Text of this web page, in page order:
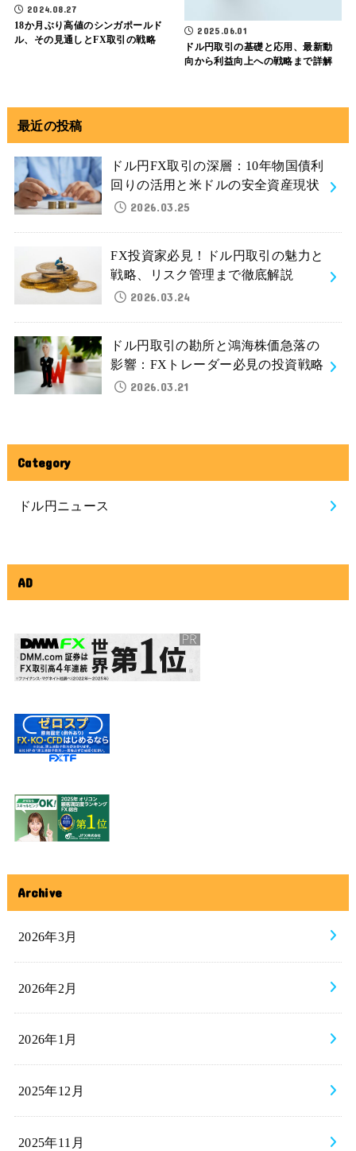
2024.08.27
18か月ぶり高値のシンガポールド
ル、その見通しとFX取引の戦略
2025.06.01
ドル円取引の基礎と応用、最新動
向から利益向上への戦略まで詳解
最近の投稿
ドル円FX取引の深層：10年物国債利
回りの活用と米ドルの安全資産現状
2026.03.25
FX投資家必見！ドル円取引の魅力と
戦略、リスク管理まで徹底解説
2026.03.24
ドル円取引の勘所と鴻海株価急落の
影響：FXトレーダー必見の投資戦略
2026.03.21
Category
ドル円ニュース
AD
Archive
2026年3月
2026年2月
2026年1月
2025年12月
2025年11月